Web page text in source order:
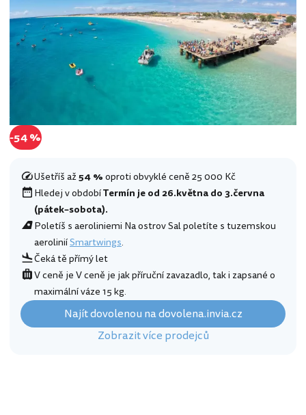
-54 %
Ušetříš až54 %oproti obvyklé ceně 25 000 Kč
Hledej v obdobíTermín je od 26.května do 3.června
(pátek–sobota).
Poletíš s aeroliniemi Na ostrov Sal poletíte s tuzemskou
aeroliniíSmartwings.
Čeká tě přímý let
V ceně je V ceně je jak příruční zavazadlo, tak i zapsané o
maximální váze 15 kg.
Najít dovolenou na dovolena.invia.cz
Zobrazit více prodejců